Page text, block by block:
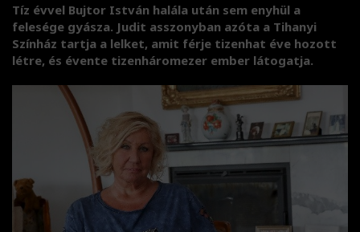
Tíz évvel Bujtor István halála után sem enyhül a
felesége gyásza. Judit asszonyban azóta a Tihanyi
Színház tartja a lelket, amit férje tizenhat éve hozott
létre, és évente tizenháromezer ember látogatja.